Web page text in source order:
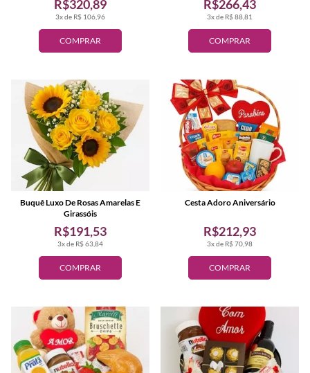
COMPRAR
3x de R$ 106,96
R$320,89
COMPRAR
3x de R$ 88,81
R$266,43
COMPRAR
3x de R$ 63,84
R$191,53
Buquê Luxo De Rosas Amarelas E
Girassóis
COMPRAR
3x de R$ 70,98
R$212,93
Cesta Adoro Aniversário